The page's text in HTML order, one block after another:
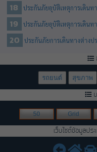
ประกันภัยอุบัติเหตุการเดินท
ประกันภัยอุบัติเหตุการเดินท
ประกันภัยการเดินทางต่างป
รถยนต์ สุขภาพ
50 Grid
เว็บไซต์ข้อมูลป